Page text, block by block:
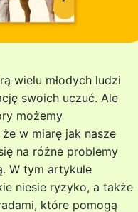
wielu młodych ludzi
swoich uczuć. Ale
możemy
w miarę jak nasze
na różne problemy
W tym artykule
niesie ryzyko, a także
które pomogą